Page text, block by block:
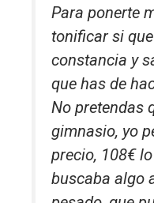
Para ponerte
tonificar si
constancia y
que has de
No pretendas
gimnasio, yo
precio, 108€
buscaba algo